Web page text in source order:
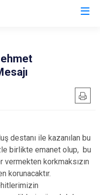
destanı ile kazanılan bu
birlikte emanet olup, bu
korkmaksızın
korunacaktır.